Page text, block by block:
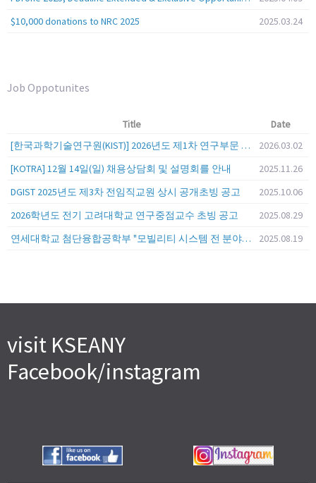
$10,000 donations to NRC 2025
2025.03.24
Job Oppotunites
Title
Date
[한국과학기술연구원(KIST)] 2026년도 제1차 연구부문 공개채용 안내
2026.03.02
[KOTRA] 12월 14일(일) 채용상담회 및 설명회를 안내
2025.11.26
DGIST 2025년도 제3차 전임직교원 상시 공개초빙 공고
2025.10.06
2026학년도 전기 고려대학교 연구중점교수 초빙 공고
2025.08.29
연세대학교 첨단융합공학부 "모빌리티 시스템 전 분야" 전임교원 특별채용 (2026년 9월 1일자 임용 예정)
2025.08.19
visit KSEANY
Facebook/instagram